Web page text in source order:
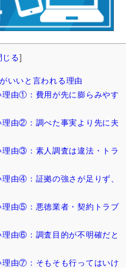
じる
いいと言われる理由
由①：費用が先に膨らみやす
由②：調べた事実より先に夫
由③：素人調査は違法・トラ
由④：証拠の強さが足りず、
由⑤：悪徳業者・契約トラブ
由⑥：調査目的が不明確だと
由⑦：そもそも行ってはいけ